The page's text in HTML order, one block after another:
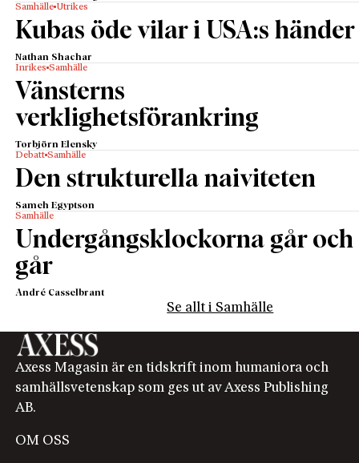
Samhälle Utrikes
Kubas öde vilar i USA:s händer
Nathan Shachar
Inrikes Samhälle
Vänsterns
verklighetsförankring
Torbjörn Elensky
Debatt Samhälle
Den strukturella naiviteten
Sameh Egyptson
Samhälle
Undergångsklockorna går och
går
André Casselbrant
Se allt i Samhälle
Axess Magasin är en tidskrift inom humaniora och
samhällsvetenskap som ges ut av Axess Publishing
AB.
OM OSS